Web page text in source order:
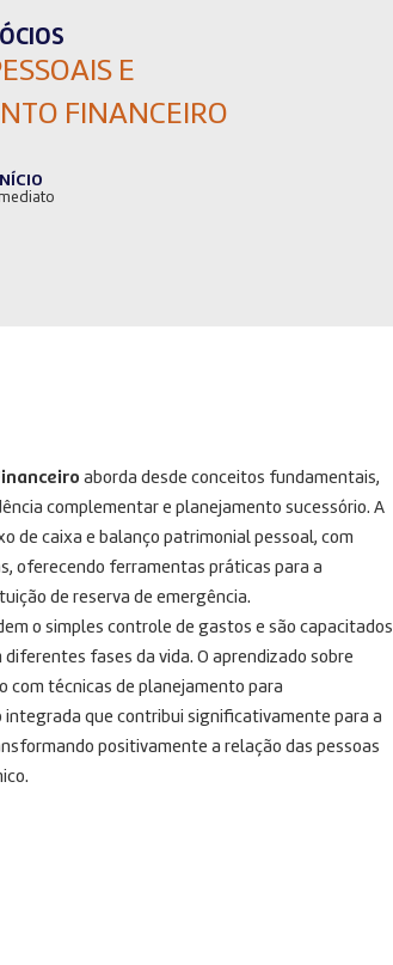
E
FINANCEIRO
INÍCIO
aborda desde conceitos fundamentais,
complementar e planejamento sucessório. A
de caixa e balanço patrimonial pessoal, com
oferecendo ferramentas práticas para a
de reserva de emergência.
o simples controle de gastos e são capacitados
fases da vida. O aprendizado sobre
com técnicas de planejamento para
que contribui significativamente para a
positivamente a relação das pessoas